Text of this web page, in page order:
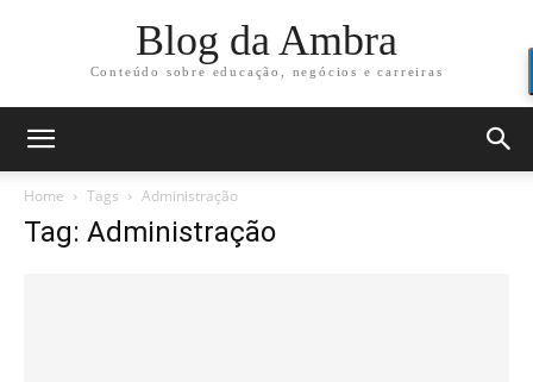
Blog da Ambra
Conteúdo sobre educação, negócios e carreiras
Home Tags Administração
Tag: Administração